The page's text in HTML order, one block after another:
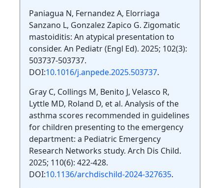
Paniagua N, Fernandez A, Elorriaga
Sanzano L, Gonzalez Zapico G. Zigomatic
mastoiditis: An atypical presentation to
consider. An Pediatr (Engl Ed). 2025; 102(3):
503737-503737.
DOI:10.1016/j.anpede.2025.503737.
Gray C, Collings M, Benito J, Velasco R,
Lyttle MD, Roland D, et al. Analysis of the
asthma scores recommended in guidelines
for children presenting to the emergency
department: a Pediatric Emergency
Research Networks study. Arch Dis Child.
2025; 110(6): 422-428.
DOI:10.1136/archdischild-2024-327635.